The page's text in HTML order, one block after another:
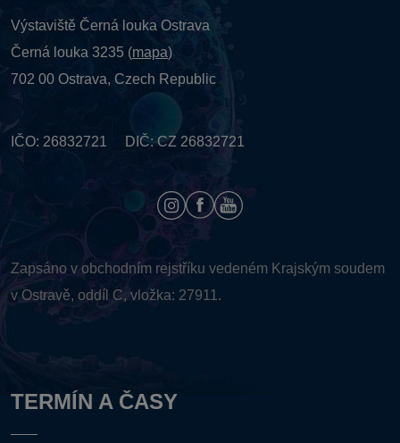
Výstaviště Černá louka Ostrava
Černá louka 3235 (mapa)
702 00 Ostrava, Czech Republic
IČO: 26832721 DIČ: CZ 26832721
Zapsáno v obchodním rejstříku vedeném Krajským soudem
v Ostravě, oddíl C, vložka: 27911.
TERMÍN A ČASY